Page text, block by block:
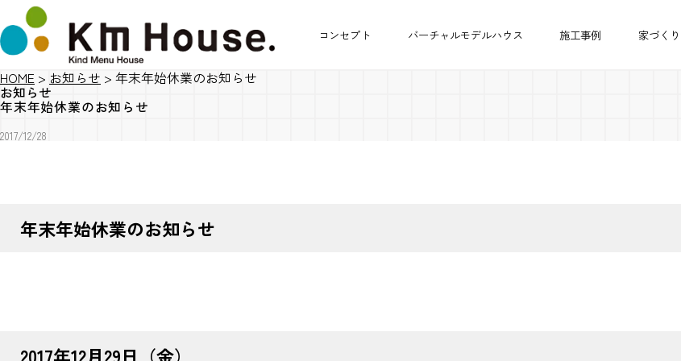
コンセプト バーチャルモデルハウス 施工事例 家づく
HOME > お知らせ > 年末年始休業のお知らせ
お知らせ
年末年始休業のお知らせ
2017/12/28
年末年始休業のお知らせ
2017年12月29日（金）